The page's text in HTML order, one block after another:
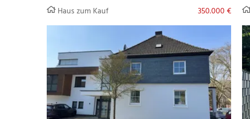
Haus zum Kauf 350.000 €